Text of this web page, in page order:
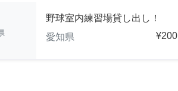
野球室内練習場貸し出し！
愛知県
¥200